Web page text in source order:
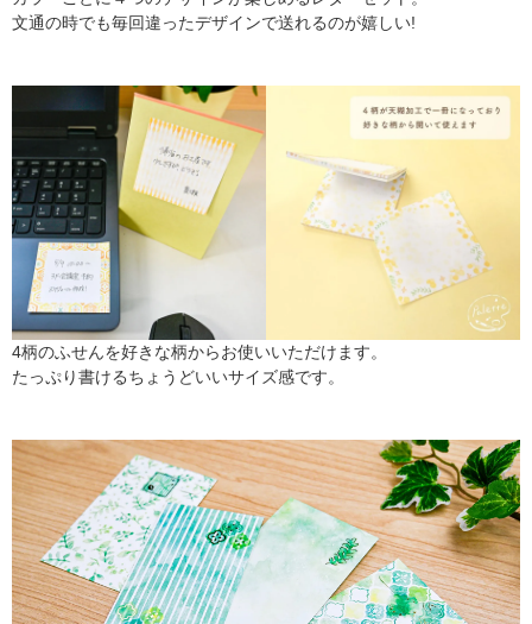
文通の時でも毎回違ったデザインで送れるのが嬉しい!
4柄のふせんを好きな柄からお使いいただけます。
たっぷり書けるちょうどいいサイズ感です。